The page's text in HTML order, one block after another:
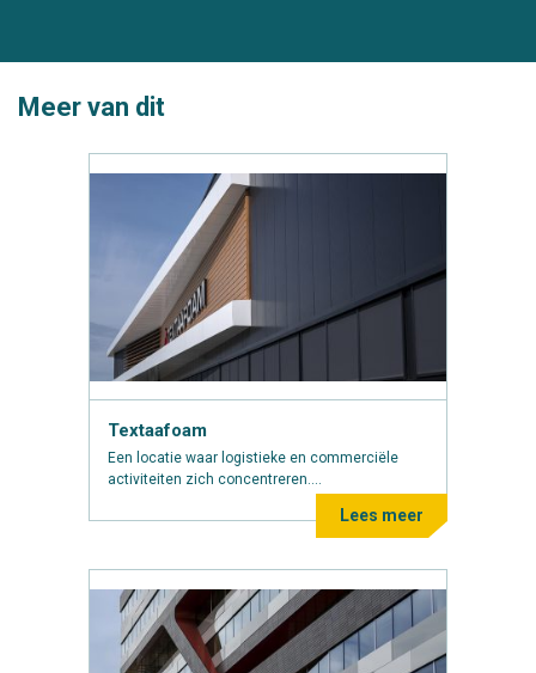
Meer van dit
Textaafoam
Een locatie waar logistieke en commerciële
activiteiten zich concentreren....
Lees meer